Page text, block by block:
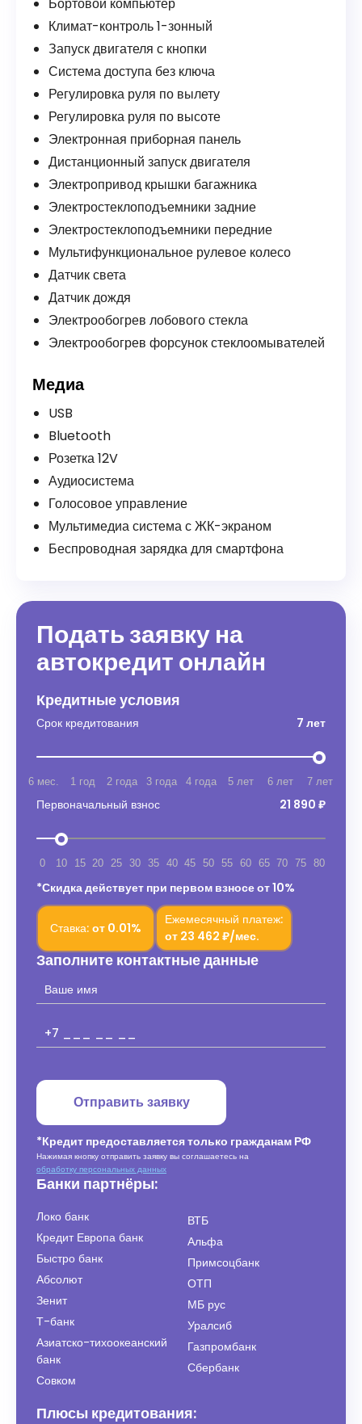
Климат-контроль 1-зонный
Запуск двигателя с кнопки
Система доступа без ключа
Регулировка руля по вылету
Регулировка руля по высоте
Электронная приборная панель
Дистанционный запуск двигателя
Электропривод крышки багажника
Электростеклоподъемники задние
Электростеклоподъемники передние
Мультифункциональное рулевое колесо
Датчик света
Датчик дождя
Электрообогрев лобового стекла
Электрообогрев форсунок стеклоомывателей
Медиа
USB
Bluetooth
Розетка 12V
Аудиосистема
Голосовое управление
Мультимедиа система с ЖК-экраном
Беспроводная зарядка для смартфона
Подать заявку на
автокредит онлайн
Кредитные условия
Срок кредитования 7 лет
6 мес. 1 год 2 года 3 года 4 года 5 лет 6 лет 7 лет
Первоначальный взнос 21 890 ₽
0 10 15 20 25 30 35 40 45 50 55 60 65 70 75 80
*Скидка действует при первом взносе от 10%
Ставка: от 0.01%
Ежемесячный платеж:
от 23 462 ₽/мес.
Заполните контактные данные
Отправить заявку
*Кредит предоставляется только гражданам РФ
Нажимая кнопку отправить заявку вы соглашаетесь на
обработку персональных данных
Банки партнёры:
Локо банк
Кредит Европа банк
Быстро банк
Абсолют
Зенит
Т-банк
Азиатско-тихоокеанский
банк
Совком
ВТБ
Альфа
Примсоцбанк
ОТП
МБ рус
Уралсиб
Газпромбанк
Сбербанк
Плюсы кредитования: